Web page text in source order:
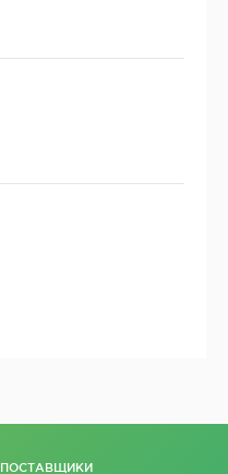
ПОСТАВЩИКИ